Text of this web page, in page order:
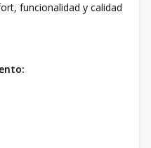
funcionalidad y calidad